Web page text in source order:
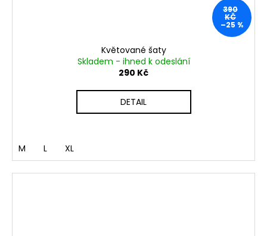
390
KČ
–25 %
Květované šaty
Skladem - ihned k odeslání
290 Kč
DETAIL
M L XL